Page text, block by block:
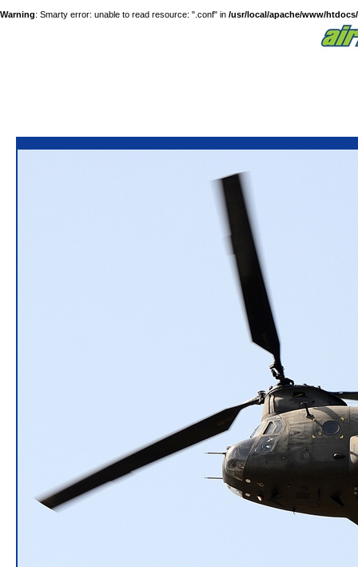
Warning: Smarty error: unable to read resource: ".conf" in /usr/local/apache/www/